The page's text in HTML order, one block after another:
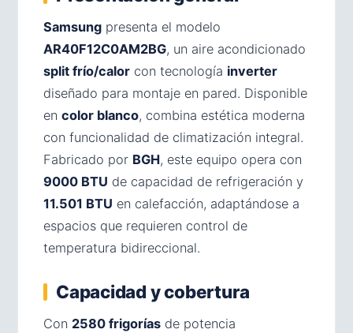
Samsung presenta el modelo
AR40F12C0AM2BG, un aire acondicionado
split frío/calor con tecnología inverter
diseñado para montaje en pared. Disponible
en color blanco, combina estética moderna
con funcionalidad de climatización integral.
Fabricado por BGH, este equipo opera con
9000 BTU de capacidad de refrigeración y
11.501 BTU en calefacción, adaptándose a
espacios que requieren control de
temperatura bidireccional.
Capacidad y cobertura
Con 2580 frigorías de potencia